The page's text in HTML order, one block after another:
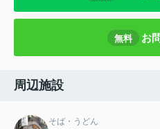
無料 お
周辺施設
そば・うどん